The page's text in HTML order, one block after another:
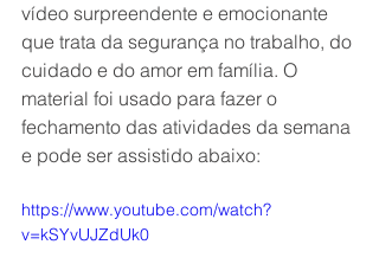
vídeo surpreendente e emocionante
que trata da segurança no trabalho, do
cuidado e do amor em família. O
material foi usado para fazer o
fechamento das atividades da semana
e pode ser assistido abaixo:
https://www.youtube.com/watch?
v=kSYvUJZdUk0